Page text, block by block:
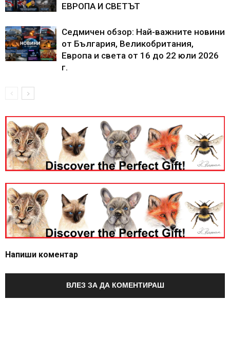
ЕВРОПА И СВЕТЪТ
Седмичен обзор: Най-важните новини
от България, Великобритания,
Европа и света от 16 до 22 юли 2026
г.
Напиши коментар
ВЛЕЗ ЗА ДА КОМЕНТИРАШ